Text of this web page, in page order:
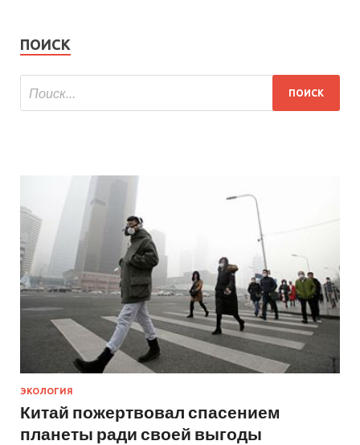
ПОИСК
ЭКОЛОГИЯ
Китай пожертвовал спасением
планеты ради своей выгоды